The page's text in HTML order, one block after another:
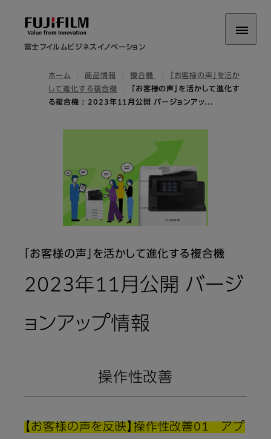
富士フイルムビジネスイノベーション
ホーム 商品情報 複合機
「お客様の声」を活か
して進化する複合機
「お客様の声」を活かして進化す
る複合機 : 2023年11月公開 バージョンアッ…
「お客様の声」を活かして進化する複合機
2023年11月公開 バージ
ョンアップ情報
操作性改善
【お客様の声を反映】操作性改善01 アプ